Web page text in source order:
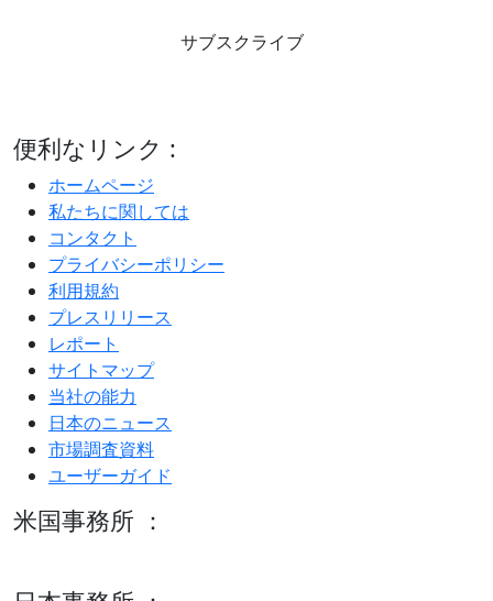
サブスクライブ
便利なリンク :
ホームページ
私たちに関しては
コンタクト
プライバシーポリシー
利用規約
プレスリリース
レポート
サイトマップ
当社の能力
日本のニュース
市場調査資料
ユーザーガイド
米国事務所 ：